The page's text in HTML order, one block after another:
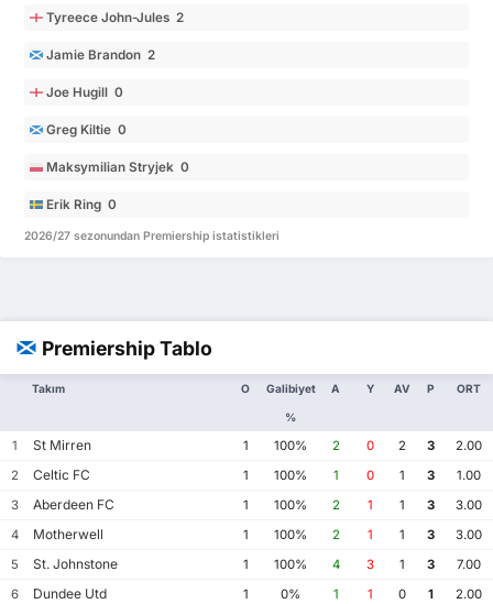
Tyreece John-Jules 2
Jamie Brandon 2
Joe Hugill 0
Greg Kiltie 0
Maksymilian Stryjek 0
Erik Ring 0
2026/27 sezonundan Premiership istatistikleri
Premiership Tablo
Takım O Galibiyet
%
A Y AV P ORT
1 St Mirren 1 100% 2 0 2 3
2.00
2
Celtic FC 1 100% 1 0 1 3
1.00
3
Aberdeen FC 1 100% 2 1 1 3
3.00
4
Motherwell 1 100% 2 1 1 3
3.00
5
St. Johnstone 1 100% 4 3 1 3
7.00
6
Dundee Utd 1 0% 1 1 0 1
2.00